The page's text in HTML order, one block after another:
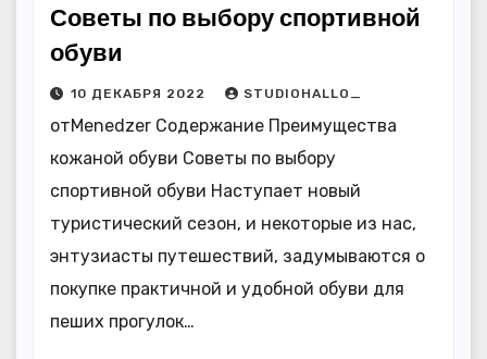
Советы по выбору спортивной
обуви
10 ДЕКАБРЯ 2022 STUDIOHALLO_
отMenedzer Содержание Преимущества
кожаной обуви Советы по выбору
спортивной обуви Наступает новый
туристический сезон, и некоторые из нас,
энтузиасты путешествий, задумываются о
покупке практичной и удобной обуви для
пеших прогулок…